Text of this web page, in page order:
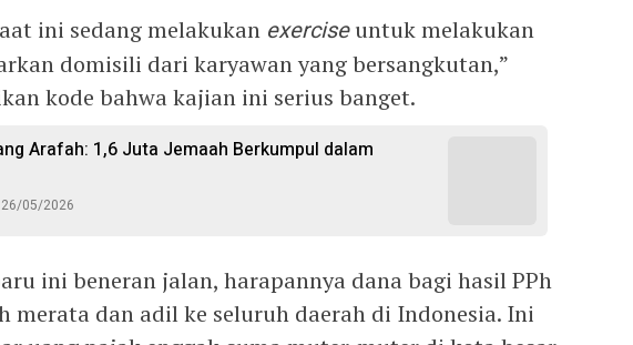
ini sedang melakukan exerciseuntuk melakukan
domisili dari karyawan yang bersangkutan,”
kode bahwa kajian ini serius banget.
Arafah: 1,6 Juta Jemaah Berkumpul dalam
26/05/2026
ini beneran jalan, harapannya dana bagi hasil PPh
merata dan adil ke seluruh daerah di Indonesia. Ini